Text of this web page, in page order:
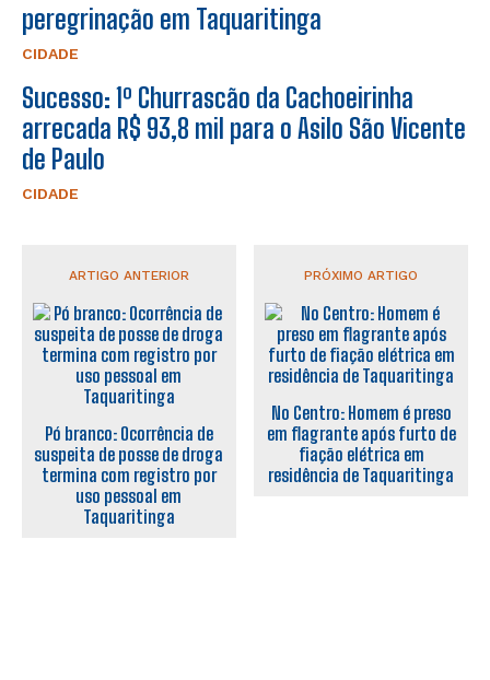
peregrinação em Taquaritinga
CIDADE
Sucesso: 1º Churrascão da Cachoeirinha
arrecada R$ 93,8 mil para o Asilo São Vicente
de Paulo
CIDADE
ARTIGO ANTERIOR
Pó branco: Ocorrência de
suspeita de posse de droga
termina com registro por
uso pessoal em
Taquaritinga
PRÓXIMO ARTIGO
No Centro: Homem é preso
em flagrante após furto de
fiação elétrica em
residência de Taquaritinga